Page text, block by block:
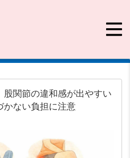
股関節の違和感が出やすい
かない負担に注意